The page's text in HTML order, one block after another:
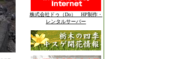
株式会社ドゥ（Do） HP制作・
レンタルサーバー